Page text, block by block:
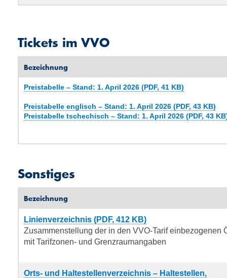
Tickets im VVO
Bezeichnung
Preistabelle – Stand: 1. April 2026 (PDF, 41 KB)
Preistabelle englisch – Stand: 1. April 2026 (PDF, 43 KB)
Preistabelle tschechisch – Stand: 1. April 2026 (PDF, 43
Sonstiges
Bezeichnung
Linienverzeichnis (PDF, 412 KB)
Zusammenstellung der in den VVO-Tarif einbezogenen
mit Tarifzonen- und Grenzraumangaben
Orts- und Haltestellenverzeichnis – Haltestellen,